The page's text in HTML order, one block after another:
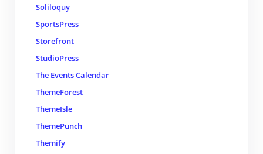
Soliloquy
SportsPress
Storefront
StudioPress
The Events Calendar
ThemeForest
ThemeIsle
ThemePunch
Themify